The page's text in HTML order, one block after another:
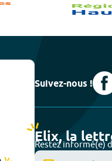
Suivez-nous !
Elix, la
Restez informé(e)